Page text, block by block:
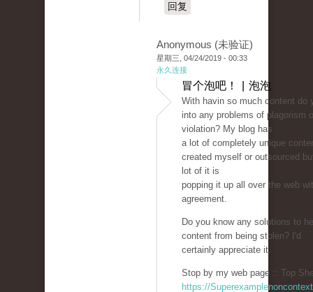
回复
Anonymous (未验证)
星期三, 04/24/2019 - 00:33
永久连接
冒个泡吧！ | 泡泡
With havin so much content do
into any problems of plagorism
violation? My blog has
a lot of completely unique
created myself or outsourced
lot of it is
popping it up all over the web
agreement.
Do you know any solutions to
content from being stolen? I'd
certainly appreciate it.
Stop by my web page :: Top
https://